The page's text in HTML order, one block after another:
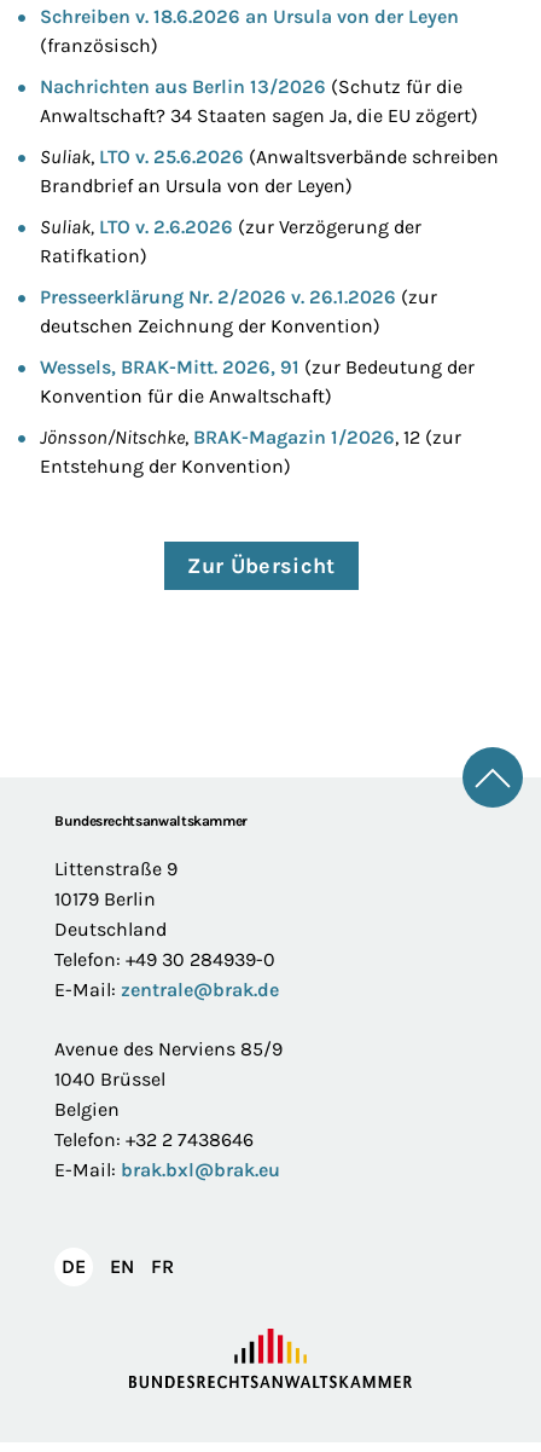
Schreiben v. 18.6.2026 an Ursula von der Leyen
(französisch)
Nachrichten aus Berlin 13/2026 (Schutz für die
Anwaltschaft? 34 Staaten sagen Ja, die EU zögert)
Suliak, LTO v. 25.6.2026 (Anwaltsverbände schreiben
Brandbrief an Ursula von der Leyen)
Suliak, LTO v. 2.6.2026 (zur Verzögerung der
Ratifkation)
Presseerklärung Nr. 2/2026 v. 26.1.2026 (zur
deutschen Zeichnung der Konvention)
Wessels, BRAK-Mitt. 2026, 91 (zur Bedeutung der
Konvention für die Anwaltschaft)
Jönsson/Nitschke, BRAK-Magazin 1/2026, 12 (zur
Entstehung der Konvention)
Zur Übersicht
FooterBundesrechtsanwaltskammer
Littenstraße 9
10179 Berlin
Deutschland
Telefon: +49 30 284939-0
E-Mail: zentrale@brak.de
Avenue des Nerviens 85/9
1040 Brüssel
Belgien
Telefon: +32 2 7438646
E-Mail: brak.bxl@brak.eu
DEDeutsch
EN English
FR